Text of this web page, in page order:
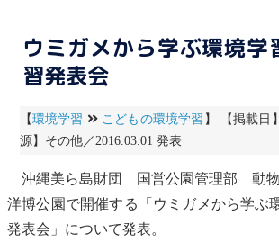
ウミガメから学ぶ環境
習発表会
【環境学習 こどもの環境学習 】 【掲載日
源】その他／2016.03.01 発表
沖縄美ら島財団 国営公園管理部 動物
洋博公園で開催する「 ウミガメから学ぶ
発表会」について発表。